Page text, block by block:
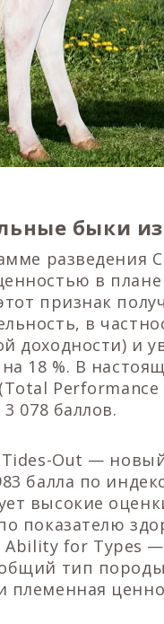
быки
разведения
в
признак
в
доходности) и
на 18 %. В
078 баллов.
Tides-Out —
балла по
высокие
показателю
for Types —
тип
племенная